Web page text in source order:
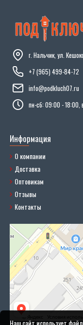
г. Нальчик, ул.
+7 (965) 499-84-72
info@podkluch07.ru
пн-сб: 09:00 - 18:00,
Информация
О компании
Доставка
Оптовикам
Отзывы
Контакты
Наш сайт использует